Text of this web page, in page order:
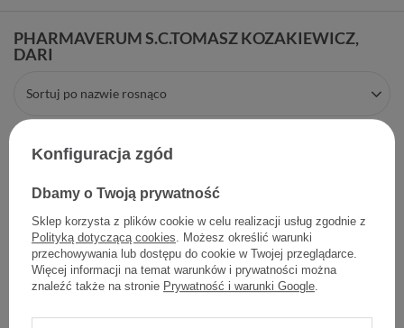
PHARMAVERUM S.C.TOMASZ KOZAKIEWICZ,
DARI
Sortuj po nazwie rosnąco
Beautyllagen saszetki 30
Konfiguracja zgód
Dbamy o Twoją prywatność
Sklep korzysta z plików cookie w celu realizacji usług zgodnie z
Polityką dotyczącą cookies. Możesz określić warunki
przechowywania lub dostępu do cookie w Twojej przeglądarce.
Więcej informacji na temat warunków i prywatności można
znaleźć także na stronie Prywatność i warunki Google.